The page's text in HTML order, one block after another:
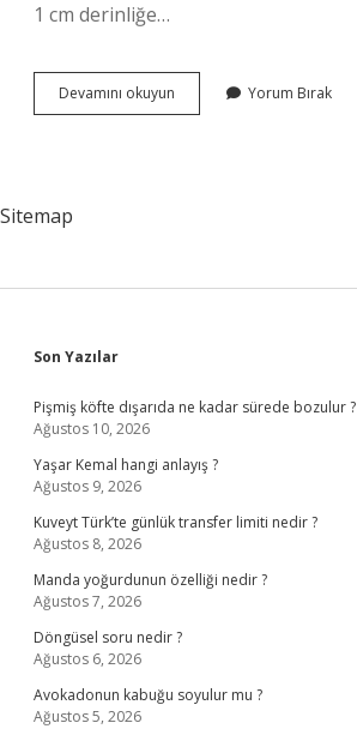
1 cm derinliğe…
Devamını okuyun
Sefası
Yorum Bırak
Sitemap
Sidebar
Son Yazılar
Pişmiş köfte dışarıda ne kadar sürede bozulur ?
Ağustos 10, 2026
Yaşar Kemal hangi anlayış ?
Ağustos 9, 2026
Kuveyt Türk’te günlük transfer limiti nedir ?
Ağustos 8, 2026
Manda yoğurdunun özelliği nedir ?
Ağustos 7, 2026
Döngüsel soru nedir ?
Ağustos 6, 2026
Avokadonun kabuğu soyulur mu ?
Ağustos 5, 2026